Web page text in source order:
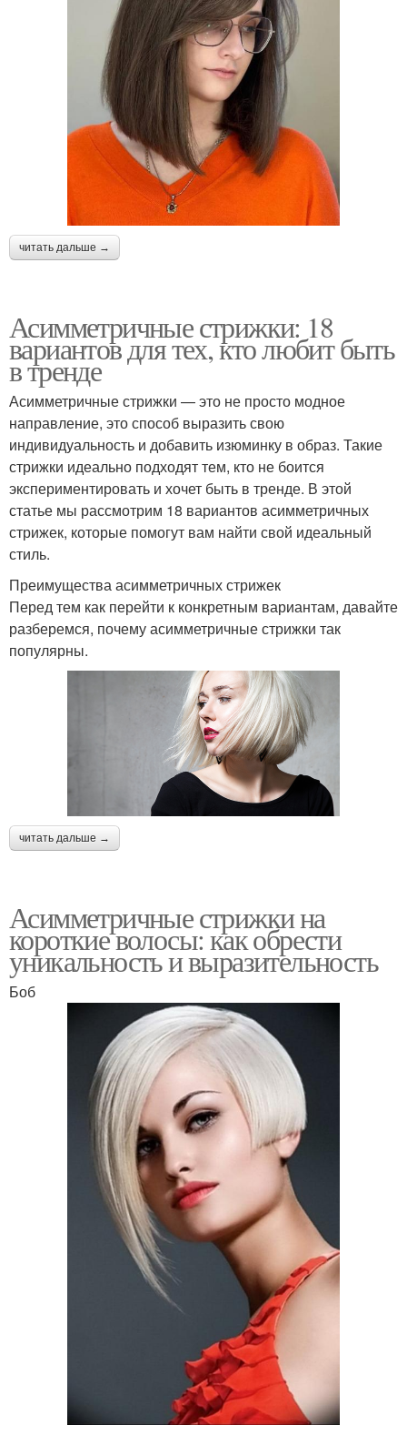
читать дальше →
Асимметричные стрижки: 18
вариантов для тех, кто любит быть
в тренде
Асимметричные стрижки — это не просто модное
направление, это способ выразить свою
индивидуальность и добавить изюминку в образ. Такие
стрижки идеально подходят тем, кто не боится
экспериментировать и хочет быть в тренде. В этой
статье мы рассмотрим 18 вариантов асимметричных
стрижек, которые помогут вам найти свой идеальный
стиль.
Преимущества асимметричных стрижек
Перед тем как перейти к конкретным вариантам, давайте
разберемся, почему асимметричные стрижки так
популярны.
читать дальше →
Асимметричные стрижки на
короткие волосы: как обрести
уникальность и выразительность
Боб